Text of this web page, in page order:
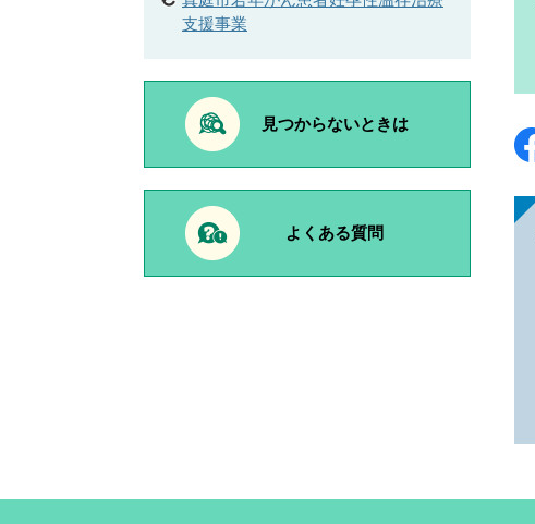
支援事業
見つからないときは
よくある質問